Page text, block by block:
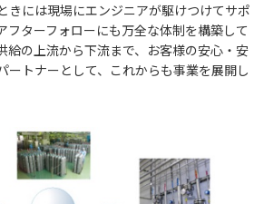
きには現場にエンジニアが駆けつけてサポ
フターフォローにも万全な体制を構築して
給の上流から下流まで、お客様の安心・安
ートナーとして、これからも事業を展開し